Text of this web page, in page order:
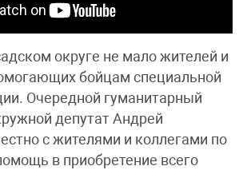
округе не мало жителей и
бойцам специальной
Очередной гуманитарный
депутат Андрей
с жителями и коллегами по
в приобретение всего